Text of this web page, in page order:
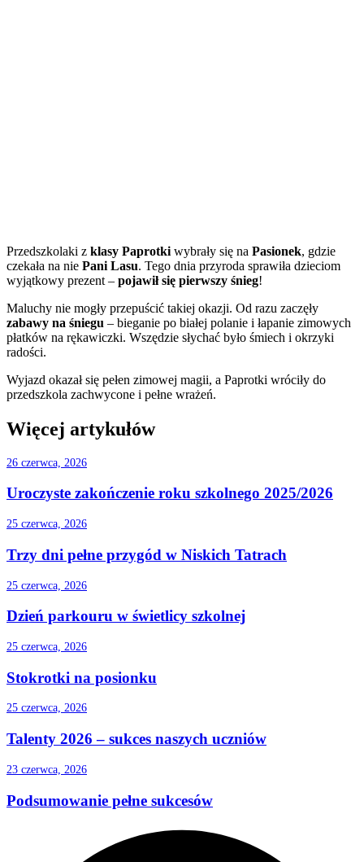
Przedszkolaki z klasy Paprotki wybrały się na Pasionek, gdzie
czekała na nie Pani Lasu. Tego dnia przyroda sprawiła dzieciom
wyjątkowy prezent – pojawił się pierwszy śnieg!
Maluchy nie mogły przepuścić takiej okazji. Od razu zaczęły
zabawy na śniegu – bieganie po białej polanie i łapanie zimowych
płatków na rękawiczki. Wszędzie słychać było śmiech i okrzyki
radości.
Wyjazd okazał się pełen zimowej magii, a Paprotki wróciły do
przedszkola zachwycone i pełne wrażeń.
Więcej artykułów
26 czerwca, 2026
Uroczyste zakończenie roku szkolnego 2025/2026
25 czerwca, 2026
Trzy dni pełne przygód w Niskich Tatrach
25 czerwca, 2026
Dzień parkouru w świetlicy szkolnej
25 czerwca, 2026
Stokrotki na posionku
25 czerwca, 2026
Talenty 2026 – sukces naszych uczniów
23 czerwca, 2026
Podsumowanie pełne sukcesów